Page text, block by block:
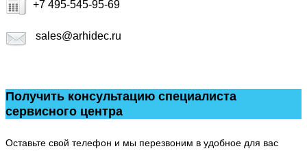
+7 495-545-95-69
sales@arhidec.ru
Получить консультацию специалиста
сервисного центра
Оставьте свой телефон и мы перезвоним в удобное для вас